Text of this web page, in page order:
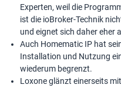
Experten, weil die
ist die ioBroker-Technik
und eignet sich daher eher
Auch Homematic IP hat
Installation und Nutzung
wiederum begrenzt.
Loxone glänzt einerseits